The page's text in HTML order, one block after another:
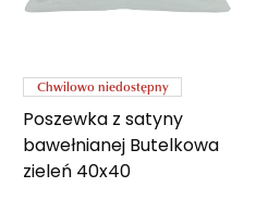
Chwilowo niedostępny
Poszewka z satyny
bawełnianej Butelkowa
zieleń 40x40